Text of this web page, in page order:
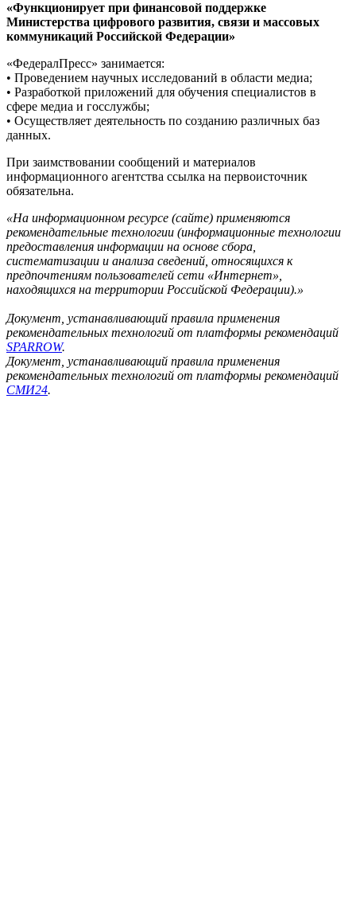
«Функционирует при финансовой поддержке
Министерства цифрового развития, связи и массовых
коммуникаций Российской Федерации»
«ФедералПресс» занимается:
• Проведением научных исследований в области медиа;
• Разработкой приложений для обучения специалистов в
сфере медиа и госслужбы;
• Осуществляет деятельность по созданию различных баз
данных.
При заимствовании сообщений и материалов
информационного агентства ссылка на первоисточник
обязательна.
«На информационном ресурсе (сайте) применяются
рекомендательные технологии (информационные технологии
предоставления информации на основе сбора,
систематизации и анализа сведений, относящихся к
предпочтениям пользователей сети «Интернет»,
находящихся на территории Российской Федерации).»
Документ, устанавливающий правила применения
рекомендательных технологий от платформы рекомендаций
SPARROW.
Документ, устанавливающий правила применения
рекомендательных технологий от платформы рекомендаций
СМИ24.